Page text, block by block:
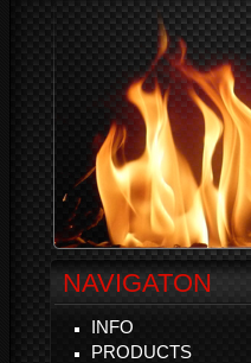
NAVIGATON
INFO
PRODUCTS